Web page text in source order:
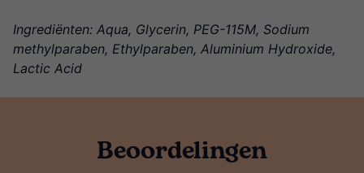
Ingrediënten: Aqua, Glycerin, PEG-115M, Sodium
methylparaben, Ethylparaben, Aluminium Hydroxide,
Lactic Acid
Beoordelingen